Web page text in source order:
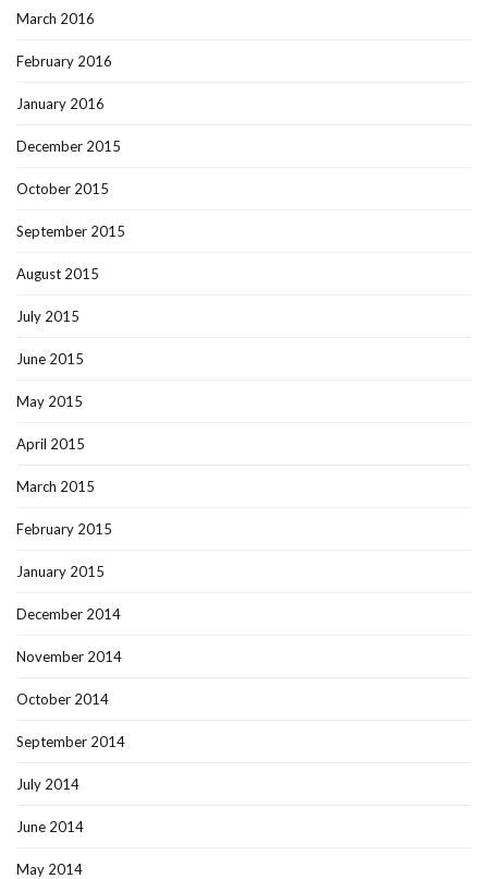
March 2016
February 2016
January 2016
December 2015
October 2015
September 2015
August 2015
July 2015
June 2015
May 2015
April 2015
March 2015
February 2015
January 2015
December 2014
November 2014
October 2014
September 2014
July 2014
June 2014
May 2014